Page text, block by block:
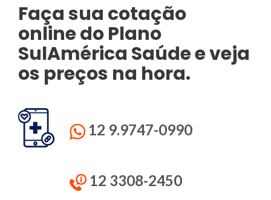
Faça sua cotação
online do Plano
SulAmérica Saúde e veja
os preços na hora.
12 9.9747-0990
12 3308-2450